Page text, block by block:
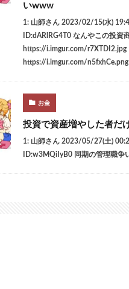
いwww
1: 山師さん 2023/02/15(水)
ID:dARlRG4T0 なんやこの投資
https://i.imgur.com/r7XTDI2.jpg
https://i.imgur.com/n5fxhCe.png
お金
投資で資産増やした者だ
1: 山師さん 2023/05/27(土)
ID:w3MQiIyB0 同期の管理職争